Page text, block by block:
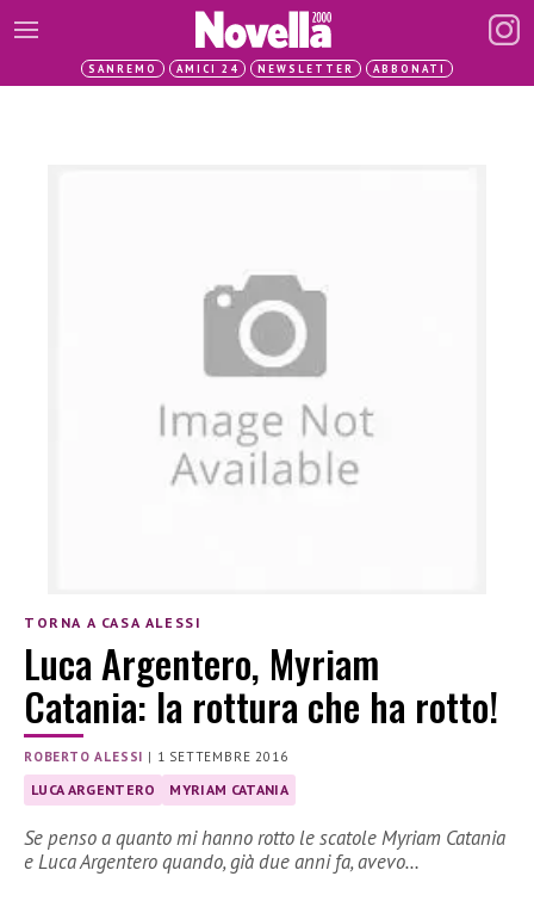
SANREMO AMICI 24 NEWSLETTER ABBONATI
TORNA A CASA ALESSI
Luca Argentero, Myriam
Catania: la rottura che ha rotto!
ROBERTO ALESSI | 1 SETTEMBRE 2016
LUCA ARGENTERO MYRIAM CATANIA
Se penso a quanto mi hanno rotto le scatole Myriam Catania
e Luca Argentero quando, già due anni fa, avevo…